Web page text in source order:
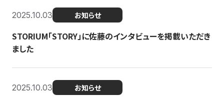
2025.10.03 お知らせ
STORIUM「STORY」に佐藤のインタビューを掲載いただき
ました
2025.10.03 お知らせ